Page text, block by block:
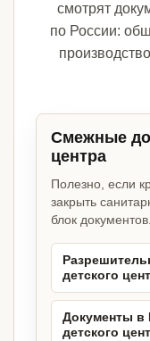
смотрят
по России:
Смежные
центра
Полезно, если
закрыть
блок документов.
детского
Документы в
детского